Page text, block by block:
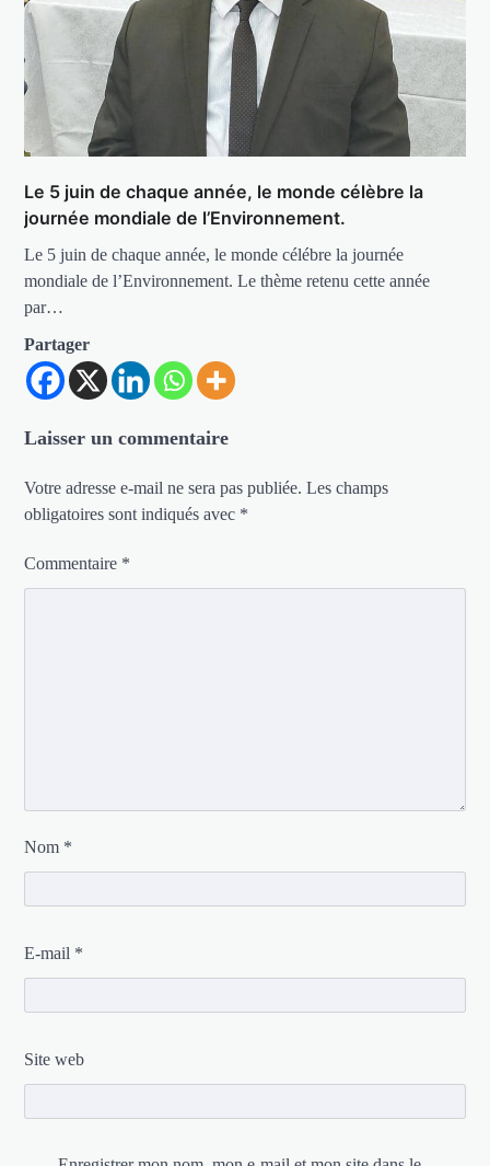
Le 5 juin de chaque année, le monde célèbre la
journée mondiale de l’Environnement.
Le 5 juin de chaque année, le monde célébre la journée
mondiale de l’Environnement. Le thème retenu cette année
par…
Partager
Laisser un commentaire
Votre adresse e-mail ne sera pas publiée. Les champs
obligatoires sont indiqués avec *
Commentaire *
Nom *
E-mail *
Site web